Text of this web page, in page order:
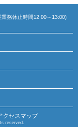
務休止時間12:00～13:00)
クセスマップ
reserved.